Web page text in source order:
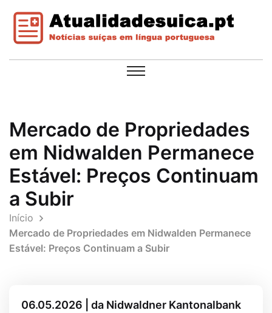
Mercado de Propriedades
em Nidwalden Permanece
Estável: Preços Continuam
a Subir
Início
Mercado de Propriedades em Nidwalden Permanece
Estável: Preços Continuam a Subir
06.05.2026 | da Nidwaldner Kantonalbank